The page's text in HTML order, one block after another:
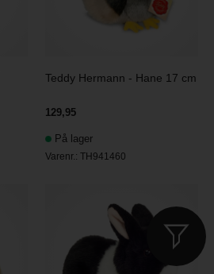
Teddy Hermann - Hane 17 cm
129,95
På lager
Varenr.:TH941460